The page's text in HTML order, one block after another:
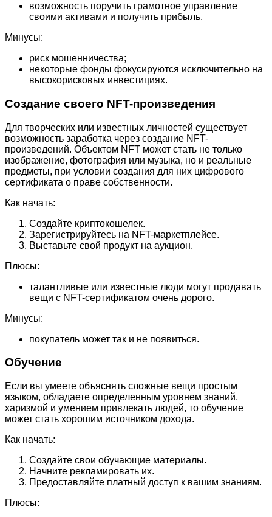
возможность поручить грамотное управление
своими активами и получить прибыль.
Минусы:
риск мошенничества;
некоторые фонды фокусируются исключительно на
высокорисковых инвестициях.
Создание своего NFT-произведения
Для творческих или известных личностей существует
возможность заработка через создание NFT-
произведений. Объектом NFT может стать не только
изображение, фотография или музыка, но и реальные
предметы, при условии создания для них цифрового
сертификата о праве собственности.
Как начать:
Создайте криптокошелек.
Зарегистрируйтесь на NFT-маркетплейсе.
Выставьте свой продукт на аукцион.
Плюсы:
талантливые или известные люди могут продавать
вещи с NFT-сертификатом очень дорого.
Минусы:
покупатель может так и не появиться.
Обучение
Если вы умеете объяснять сложные вещи простым
языком, обладаете определенным уровнем знаний,
харизмой и умением привлекать людей, то обучение
может стать хорошим источником дохода.
Как начать:
Создайте свои обучающие материалы.
Начните рекламировать их.
Предоставляйте платный доступ к вашим знаниям.
Плюсы: